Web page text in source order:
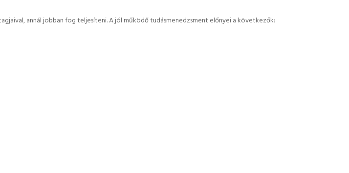
annál jobban fog teljesíteni. A jól működő tudásmenedzsment előnyei a következők: